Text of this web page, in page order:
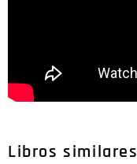
Libros similares